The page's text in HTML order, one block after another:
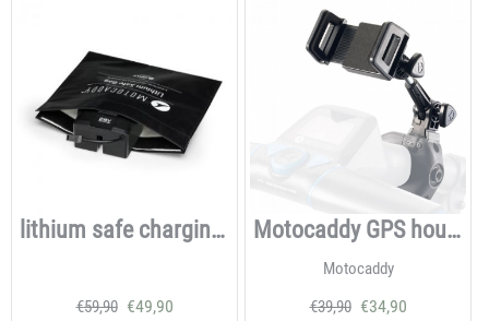
lithium safe charging bag
€59,90 €49,90
Motocaddy GPS houder
Motocaddy
€39,90 €34,90